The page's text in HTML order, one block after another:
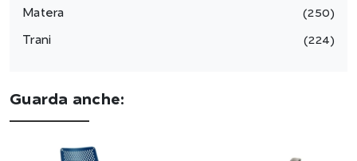
Matera 250
Trani 224
Guarda anche: